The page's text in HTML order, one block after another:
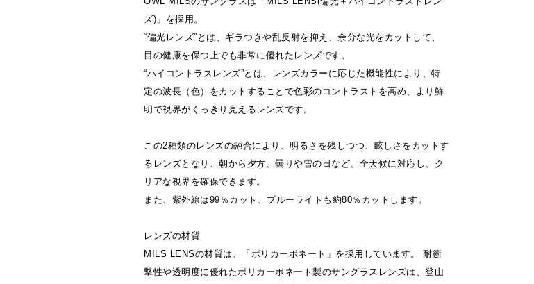
ズ)」を採用。
“偏光レンズ”とは、ギラつきや乱反射を抑え、余分な光をカットして、
目の健康を保つ上でも非常に優れたレンズです。
“ハイコントラスレンズ”とは、レンズカラーに応じた機能性により、特
定の波長（色）をカットすることで色彩のコントラストを高め、より鮮
明で視界がくっきり見えるレンズです。
この2種類のレンズの融合により、明るさを残しつつ、眩しさをカットす
るレンズとなり、朝から夕方、曇りや雪の日など、全天候に対応し、ク
リアな視界を確保できます。
また、紫外線は99％カット、ブルーライトも約80％カットします。
レンズの材質
MILS LENSの材質は、「ポリカーボネート」を採用しています。 耐衝
撃性や透明度に優れたポリカーボネート製のサングラスレンズは、登山